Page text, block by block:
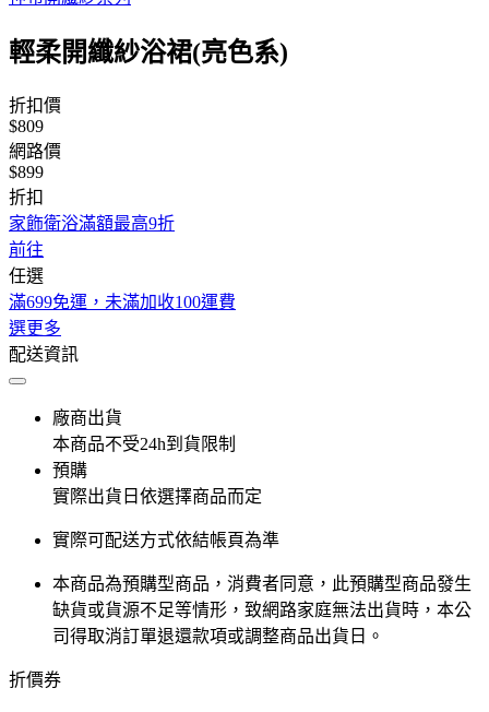
輕柔開纖紗浴裙(亮色系)
折扣價
$809
網路價
$899
折扣
家飾衛浴滿額最高9折
前往
任選
滿699免運，未滿加收100運費
選更多
配送資訊
廠商出貨
本商品不受24h到貨限制
預購
實際出貨日依選擇商品而定
實際可配送方式依結帳頁為準
本商品為預購型商品，消費者同意，此預購型商品發生
缺貨或貨源不足等情形，​致網路家庭無法出貨時，本公
司得取消訂單退還款項或調整商品出貨日。
折價券